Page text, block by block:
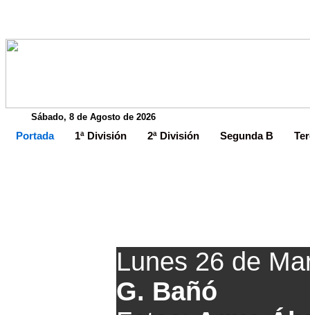
Sábado, 8 de Agosto de 2026
Portada 1ª División 2ª División Segunda B
Lunes 26 de
G. Bañó